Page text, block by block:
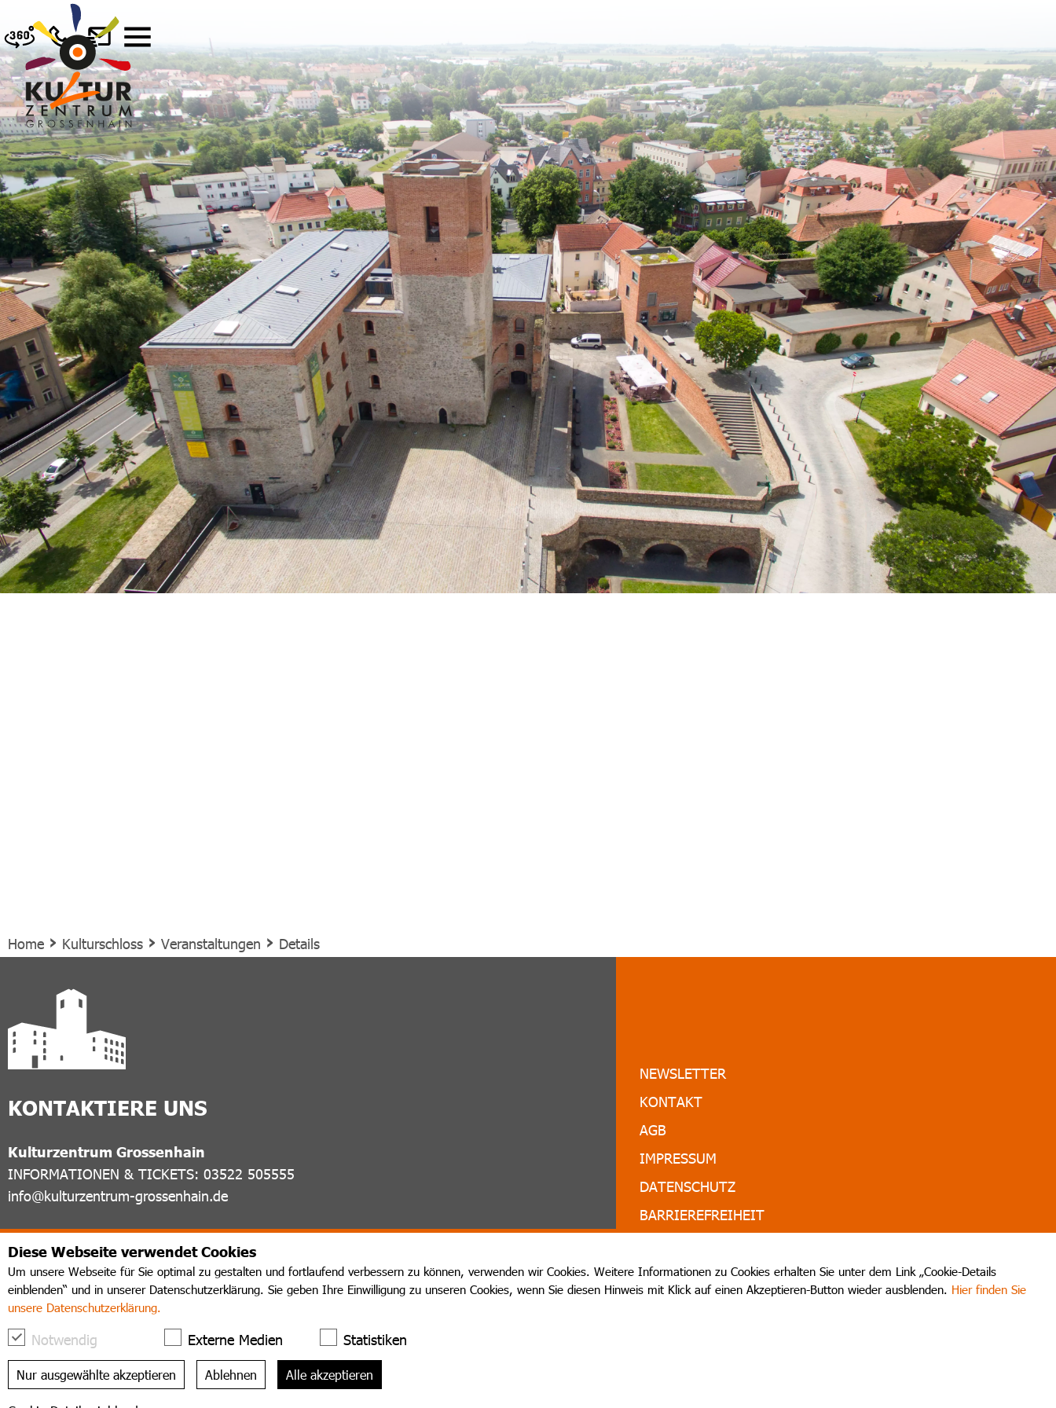
Diese Webseite verwendet Cookies
Um unsere Webseite für Sie optimal zu gestalten und fortlaufend verbessern zu können, verwenden wir Cookies. Weitere Informationen zu Cookies erhalten Sie unter dem Link „Cookie-Details
einblenden“ und in unserer Datenschutzerklärung. Sie geben Ihre Einwilligung zu unseren Cookies, wenn Sie diesen Hinweis mit Klick auf einen Akzeptieren-Button wieder ausblenden. Hier finden Sie
unsere Datenschutzerklärung.
Notwendig Externe Medien Statistiken
Nur ausgewählte akzeptieren Ablehnen Alle akzeptieren
Home › Kulturschloss › Veranstaltungen › Details
KONTAKTIERE UNS
Kulturzentrum Grossenhain
INFORMATIONEN & TICKETS: 03522 505555
info@kulturzentrum-grossenhain.de
FOLGE UNS
NEWSLETTER
KONTAKT
AGB
IMPRESSUM
DATENSCHUTZ
BARRIEREFREIHEIT
SPONSOREN & PARTNER